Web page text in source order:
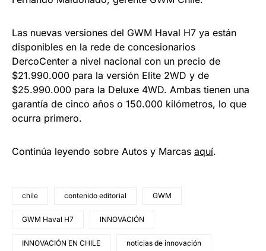
Las nuevas versiones del GWM Haval H7 ya están
disponibles en la rede de concesionarios
DercoCenter a nivel nacional con un precio de
$21.990.000 para la versión Elite 2WD y de
$25.990.000 para la Deluxe 4WD. Ambas tienen una
garantía de cinco años o 150.000 kilómetros, lo que
ocurra primero.
Continúa leyendo sobre Autos y Marcas aquí.
chile contenido editorial GWM
GWM Haval H7 INNOVACIÓN
INNOVACIÓN EN CHILE noticias de innovación